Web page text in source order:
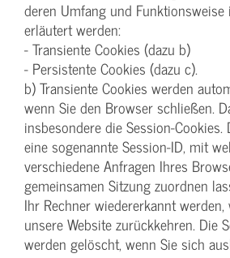
deren Umfang und Funktionsweise
erläutert werden:
- Transiente Cookies (dazu b)
- Persistente Cookies (dazu c).
b) Transiente Cookies werden
wenn Sie den Browser schließen.
insbesondere die Session-Cookies.
eine sogenannte Session-ID, mit
verschiedene Anfragen Ihres
gemeinsamen Sitzung zuordnen
Ihr Rechner wiedererkannt
unsere Website zurückkehren. Die
werden gelöscht, wenn Sie sich